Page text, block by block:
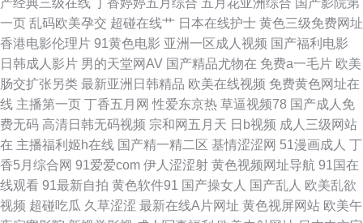
看可下载 色亚洲视频 97色色国产 国产黑丝91 另类性爱av 日韩性交专区 伊
人婷婷大香蕉 99狼友 国产AB高清 狼人伊人色 日本污污网站 国产中字三区
四区 国产精品偷窥 人人摸人人操人人 伊人福利无码 超碰在线网98 久草精品
伦理 日本理论53水 微拍福利11 成人伊人丫视频 人人色人人色 99热98 成人
剧场小视d 丝袜美腿影音先锋 99这里有精品 免费版91网页 亚洲另类AV AV福
利网站 国产色网站 亚洲天堂精品在线 岛国电影精品在线 免费观看国产视频
产经典三级在线 丁香婷婷五月综合 五月花亚洲综合 国产影院第
一页 乱码欧美孕交 超碰在线艹 日本在线护士 黄色三级免费网址
香港电影伦理片 91黄色电影 亚洲一区成人视频 国产福利电影
日韩成人影片 男的天堂网AV 国产精品尤物在 免费a一毛片 欧美
肠交扩张另类 最新亚洲日韩精品 欧美在线视频 免费黄色网址在
线 主播第一页 丁香五月网 性爱东京热 草逼视频78 国产成人免
费无码 高清日韩无码视频 宗和网五月天 日b视频 成人三级网站
在 主播福利姬h在线 国产精一精二区 基情涩涩网 51漫画成人 丁
香5月综合网 91爱爱com 伊人涩涩射 黄色视频网址导航 91国在
线观看 91最新自拍 黄色软件91 国产操女人 国产乱人 欧美乱欲
视频 超碰吃瓜 久草涩涩 最新在线A片网址 黄色视屏网站 欧美午